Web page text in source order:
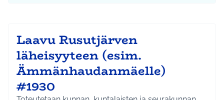
Laavu Rusutjärven
läheisyyteen (esim.
Ämmänhaudanmäelle)
#1930